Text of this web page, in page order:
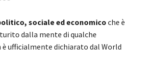
sociale ed economico che è
dalla mente di qualche
ufficialmente dichiarato dal World